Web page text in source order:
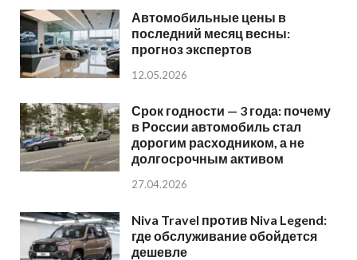
Автомобильные цены в
последний месяц весны:
прогноз экспертов
12.05.2026
Срок годности — 3 года: почему
в России автомобиль стал
дорогим расходником, а не
долгосрочным активом
27.04.2026
Niva Travel против Niva Legend:
где обслуживание обойдется
дешевле